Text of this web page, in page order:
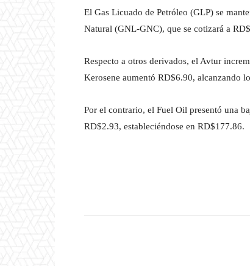
El Gas Licuado de Petróleo (GLP) se
Natural (GNL-GNC), que se cotizará a
Respecto a otros derivados, el Avtur
Kerosene aumentó RD$6.90, alcanzando
Por el contrario, el Fuel Oil presentó una
RD$2.93, estableciéndose en RD$177.86.